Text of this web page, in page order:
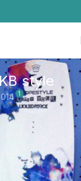
style
1
прошли
вейкбордов
Force,
SlopeStyle.